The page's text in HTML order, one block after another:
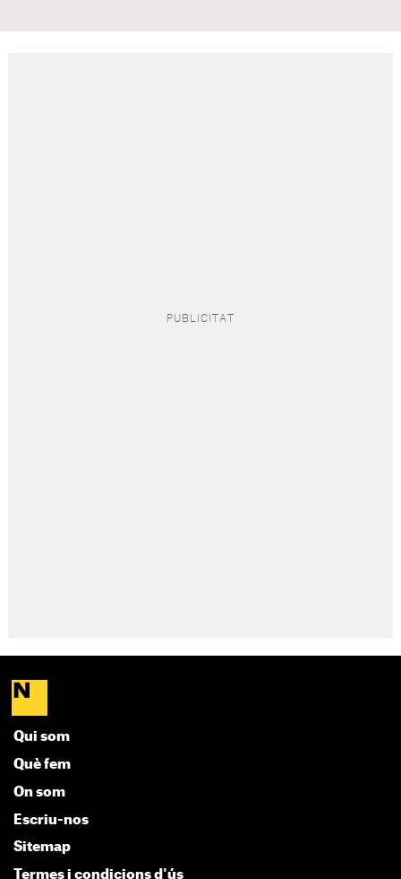
Qui som
Què fem
On som
Escriu-nos
Sitemap
Termes i condicions d'ús